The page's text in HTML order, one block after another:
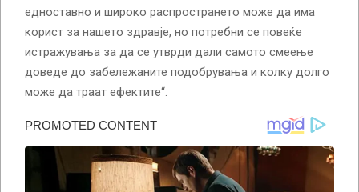
едноставно и широко распространето може да има
корист за нашето здравје, но потребни се повеќе
истражувања за да се утврди дали самото смеење
доведе до забележаните подобрувања и колку долго
може да траат ефектите“.